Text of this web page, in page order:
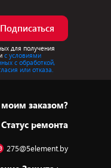
Подписаться
для получения
с условиями
с обработкой,
или отказа.
моим заказом?
Статус ремонта
275@5element.by